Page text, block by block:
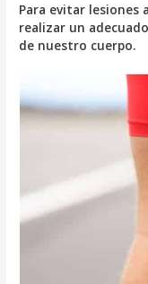
Para evitar lesiones
realizar un
de nuestro cuerpo.